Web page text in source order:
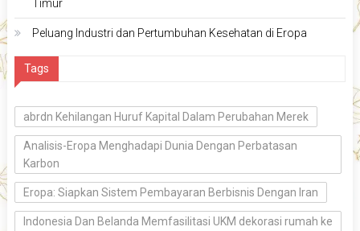
Timur
Peluang Industri dan Pertumbuhan Kesehatan di Eropa
Tags
abrdn Kehilangan Huruf Kapital Dalam Perubahan Merek
Analisis-Eropa Menghadapi Dunia Dengan Perbatasan
Karbon
Eropa: Siapkan Sistem Pembayaran Berbisnis Dengan Iran
Indonesia Dan Belanda Memfasilitasi UKM dekorasi rumah ke